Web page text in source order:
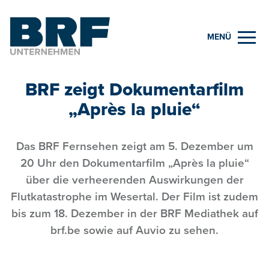
MENÜ
BRF zeigt Dokumentarfilm
„Après la pluie“
Das BRF Fernsehen zeigt am 5. Dezember um
20 Uhr den Dokumentarfilm „Après la pluie“
über die verheerenden Auswirkungen der
Flutkatastrophe im Wesertal. Der Film ist zudem
bis zum 18. Dezember in der BRF Mediathek auf
brf.be sowie auf Auvio zu sehen.